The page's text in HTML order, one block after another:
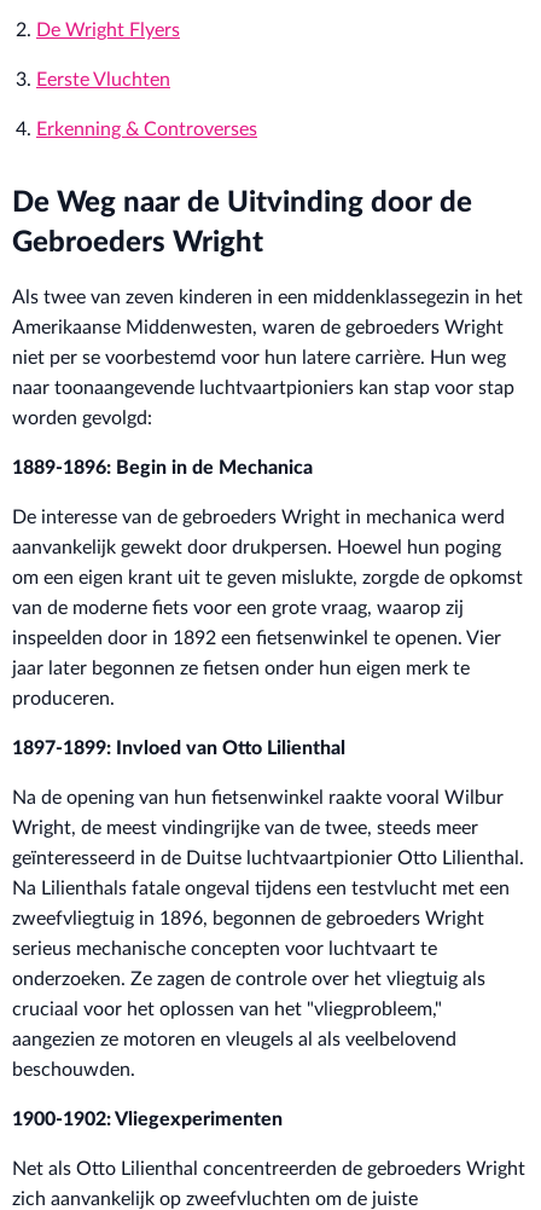
De Wright Flyers
Eerste Vluchten
Erkenning & Controverses
De Weg naar de Uitvinding door de
Gebroeders Wright
Als twee van zeven kinderen in een middenklassegezin in het
Amerikaanse Middenwesten, waren de gebroeders Wright
niet per se voorbestemd voor hun latere carrière. Hun weg
naar toonaangevende luchtvaartpioniers kan stap voor stap
worden gevolgd:
1889-1896: Begin in de Mechanica
De interesse van de gebroeders Wright in mechanica werd
aanvankelijk gewekt door drukpersen. Hoewel hun poging
om een eigen krant uit te geven mislukte, zorgde de opkomst
van de moderne fiets voor een grote vraag, waarop zij
inspeelden door in 1892 een fietsenwinkel te openen. Vier
jaar later begonnen ze fietsen onder hun eigen merk te
produceren.
1897-1899: Invloed van Otto Lilienthal
Na de opening van hun fietsenwinkel raakte vooral Wilbur
Wright, de meest vindingrijke van de twee, steeds meer
geïnteresseerd in de Duitse luchtvaartpionier Otto Lilienthal.
Na Lilienthals fatale ongeval tijdens een testvlucht met een
zweefvliegtuig in 1896, begonnen de gebroeders Wright
serieus mechanische concepten voor luchtvaart te
onderzoeken. Ze zagen de controle over het vliegtuig als
cruciaal voor het oplossen van het "vliegprobleem,"
aangezien ze motoren en vleugels al als veelbelovend
beschouwden.
1900-1902: Vliegexperimenten
Net als Otto Lilienthal concentreerden de gebroeders Wright
zich aanvankelijk op zweefvluchten om de juiste